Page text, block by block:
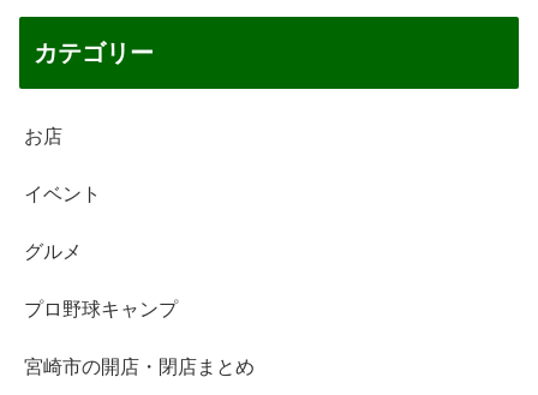
カテゴリー
お店
イベント
グルメ
プロ野球キャンプ
宮崎市の開店・閉店まとめ